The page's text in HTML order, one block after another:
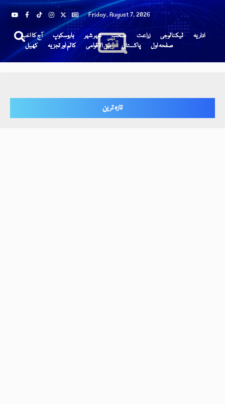
Friday, August 7, 2026
آج کا اخبار ہاروسکوپ شہر شہر صحت زراعت ٹیکنالوجی
اداریہ
کھیل
کالم اور تجزیہ بین الاقوامی پاکستان صفحہ اول
تازہ ترین